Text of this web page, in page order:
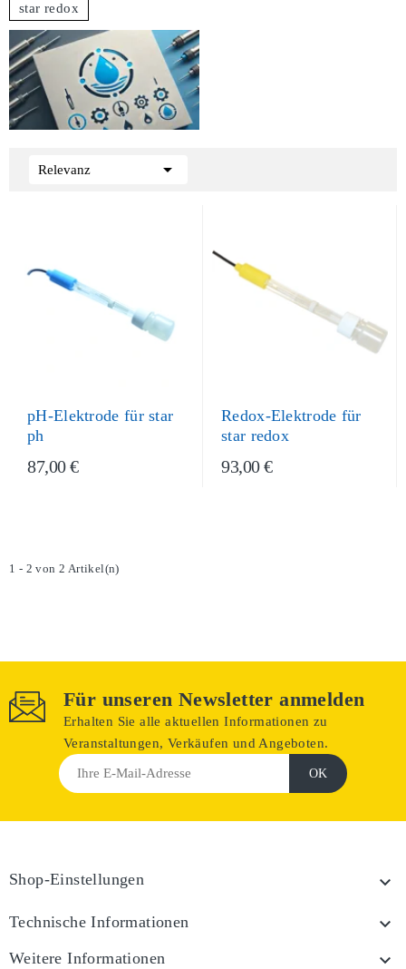
star redox
Relevanz 
pH-Elektrode für star
ph
87,00 €
Redox-Elektrode für
star redox
93,00 €
1 - 2 von 2 Artikel(n)
Für unseren Newsletter anmelden
Erhalten Sie alle aktuellen Informationen zu
Veranstaltungen, Verkäufen und Angeboten.
Shop-Einstellungen 
Technische Informationen 
Weitere Informationen 